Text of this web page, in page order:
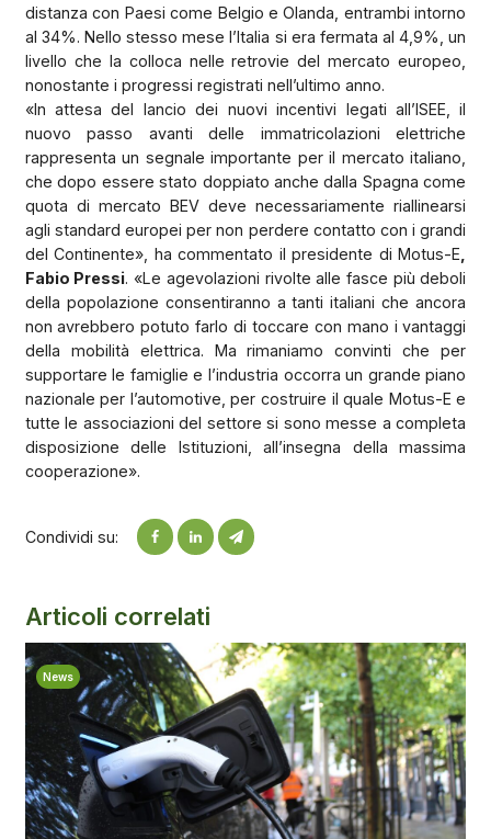
distanza con Paesi come Belgio e Olanda, entrambi intorno
al 34%. Nello stesso mese l’Italia si era fermata al 4,9%, un
livello che la colloca nelle retrovie del mercato europeo,
nonostante i progressi registrati nell’ultimo anno.
«In attesa del lancio dei nuovi incentivi legati all’ISEE, il
nuovo passo avanti delle immatricolazioni elettriche
rappresenta un segnale importante per il mercato italiano,
che dopo essere stato doppiato anche dalla Spagna come
quota di mercato BEV deve necessariamente riallinearsi
agli standard europei per non perdere contatto con i grandi
del Continente», ha commentato il presidente di Motus-E
Fabio Pressi. «Le agevolazioni rivolte alle fasce più deboli
della popolazione consentiranno a tanti italiani che ancora
non avrebbero potuto farlo di toccare con mano i vantaggi
della mobilità elettrica. Ma rimaniamo convinti che per
supportare le famiglie e l’industria occorra un grande piano
nazionale per l’automotive, per costruire il quale Motus-E e
tutte le associazioni del settore si sono messe a completa
disposizione delle Istituzioni, all’insegna della massima
cooperazione».
Condividi su:
Articoli correlati
News